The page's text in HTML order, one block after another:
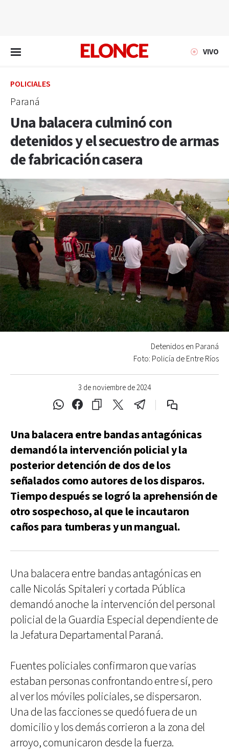
VIVO
POLICIALES
Paraná
Una balacera culminó con
detenidos y el secuestro de armas
de fabricación casera
3 de noviembre de 2024
Detenidos en Paraná
Foto: Policía de Entre Ríos
Una balacera entre bandas antagónicas
demandó la intervención policial y la
posterior detención de dos de los
señalados como autores de los disparos.
Tiempo después se logró la aprehensión de
otro sospechoso, al que le incautaron
caños para tumberas y un mangual.
Una balacera entre bandas antagónicas en
calle Nicolás Spitaleri y cortada Pública
demandó anoche la intervención del personal
policial de la Guardia Especial dependiente de
la Jefatura Departamental Paraná.
Fuentes policiales confirmaron que varias
estaban personas confrontando entre sí, pero
al ver los móviles policiales, se dispersaron.
Una de las facciones se quedó fuera de un
domicilio y los demás corrieron a la zona del
arroyo, comunicaron desde la fuerza.